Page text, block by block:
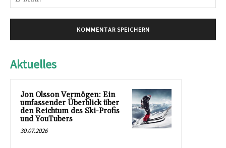
Aktuelles
Jon Olsson Vermögen: Ein
umfassender Überblick über
den Reichtum des Ski-Profis
und YouTubers
30.07.2026